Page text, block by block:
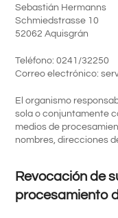
Sebastián Hermanns
Schmiedstrasse 10
52062 Aquisgrán
Teléfono: 0241/32250
Correo electrónico:
El organismo
sola o conjuntamente
medios de
nombres, direcciones
Revocación de
procesamiento